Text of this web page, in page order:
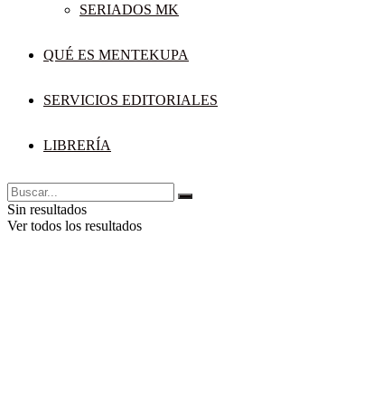
SERIADOS MK
QUÉ ES MENTEKUPA
SERVICIOS EDITORIALES
LIBRERÍA
Sin resultados
Ver todos los resultados